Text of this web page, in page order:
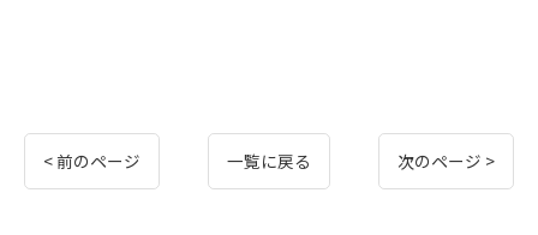
< 前のページ 一覧に戻る 次のページ >